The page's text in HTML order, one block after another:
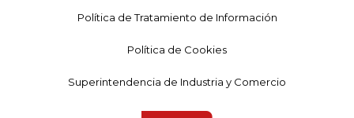
Política de Tratamiento de Información
Política de Cookies
Superintendencia de Industria y Comercio